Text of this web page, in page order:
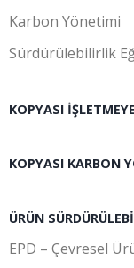
Karbon Yönetimi
Sürdürülebilirlik
KOPYASI
KOPYASI KARBON
ÜRÜN
EPD – Çevresel